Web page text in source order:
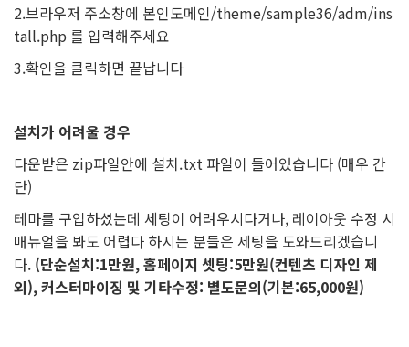
2.브라우저 주소창에 본인도메인/theme/sample36/adm/ins
tall.php 를 입력해주세요
3.확인을 클릭하면 끝납니다
설치가 어려울 경우
다운받은 zip파일안에 설치.txt 파일이 들어있습니다 (매우 간
단)
테마를 구입하셨는데 세팅이 어려우시다거나, 레이아웃 수정 시
매뉴얼을 봐도 어렵다 하시는 분들은 세팅을 도와드리겠습니
다. (단순설치:1만원, 홈페이지 셋팅:5만원(컨텐츠 디자인 제
외), 커스터마이징 및 기타수정: 별도문의(기본:65,000원)